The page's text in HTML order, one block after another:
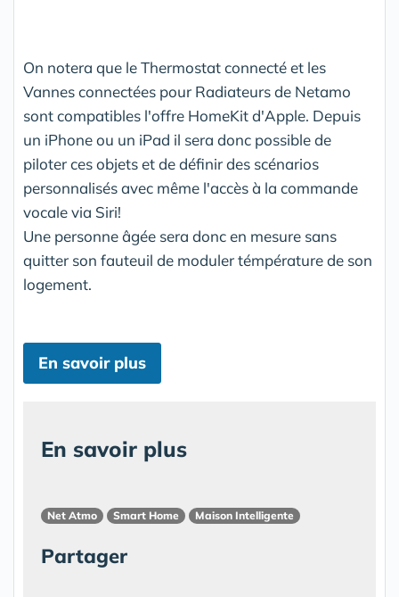
On notera que le Thermostat connecté et les
Vannes connectées pour Radiateurs de Netamo
sont compatibles l'offre HomeKit d'Apple. Depuis
un iPhone ou un iPad il sera donc possible de
piloter ces objets et de définir des scénarios
personnalisés avec même l'accès à la commande
vocale via Siri!
Une personne âgée sera donc en mesure sans
quitter son fauteuil de moduler témpérature de son
logement.
En savoir plus
En savoir plus
Net Atmo Smart Home Maison Intelligente
Partager